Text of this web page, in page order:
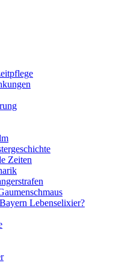
Zeiten
Lebenselixier?